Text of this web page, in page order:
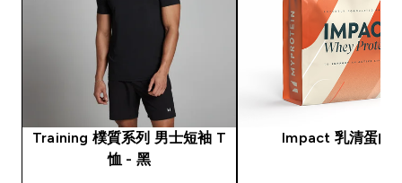
Training 樸質系列 男士短袖 T
恤 - 黑
Impact 乳清蛋白